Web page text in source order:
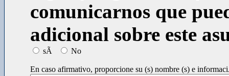
comunicarnos que
adicional sobre este
sÃ­ No
En caso afirmativo, proporcione su (s) nombre (s) e